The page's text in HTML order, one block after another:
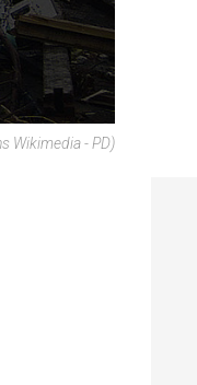
Wikimedia - PD)